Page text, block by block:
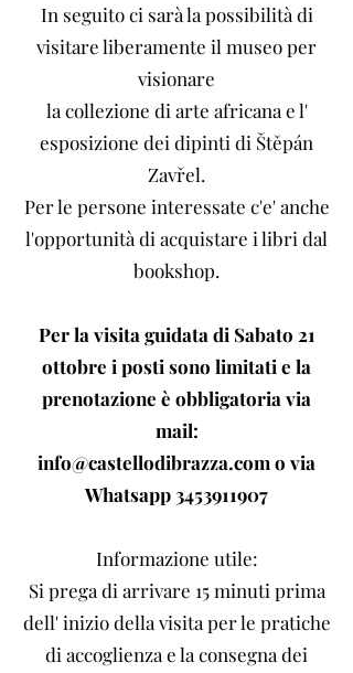
In seguito ci sarà la possibilità di
visitare liberamente il museo per
visionare
la collezione di arte africana e l'
esposizione dei dipinti di Štěpán
Zavřel.
Per le persone interessate c'e' anche
l'opportunità di acquistare i libri dal
bookshop.
Per la visita guidata di Sabato 21
ottobre i posti sono limitati e la
prenotazione è obbligatoria via
mail:
info@castellodibrazza.como via
Whatsapp 3453911907
Informazione utile:
Si prega di arrivare 15 minuti prima
dell' inizio della visita per le pratiche
di accoglienza e la consegna dei